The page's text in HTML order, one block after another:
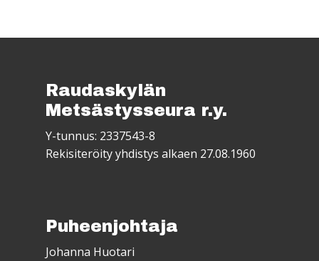
Raudaskylän
Metsästysseura r.y.
Y-tunnus: 2337543-8
Rekisiteröity yhdistys alkaen 27.08.1960
Puheenjohtaja
Johanna Huotari